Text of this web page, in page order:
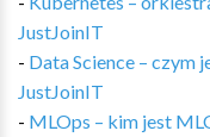
JustJoinIT
- Data Science – czym
JustJoinIT
- MLOps – kim jest